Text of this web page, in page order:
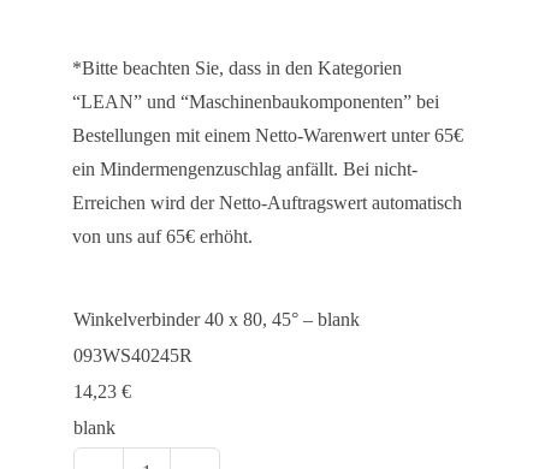
*Bitte beachten Sie, dass in den Kategorien
“LEAN” und “Maschinenbaukomponenten” bei
Bestellungen mit einem Netto-Warenwert unter 65€
ein Mindermengenzuschlag anfällt. Bei nicht-
Erreichen wird der Netto-Auftragswert automatisch
von uns auf 65€ erhöht.
Winkelverbinder 40 x 80, 45° – blank
093WS40245R
14,23 €
blank